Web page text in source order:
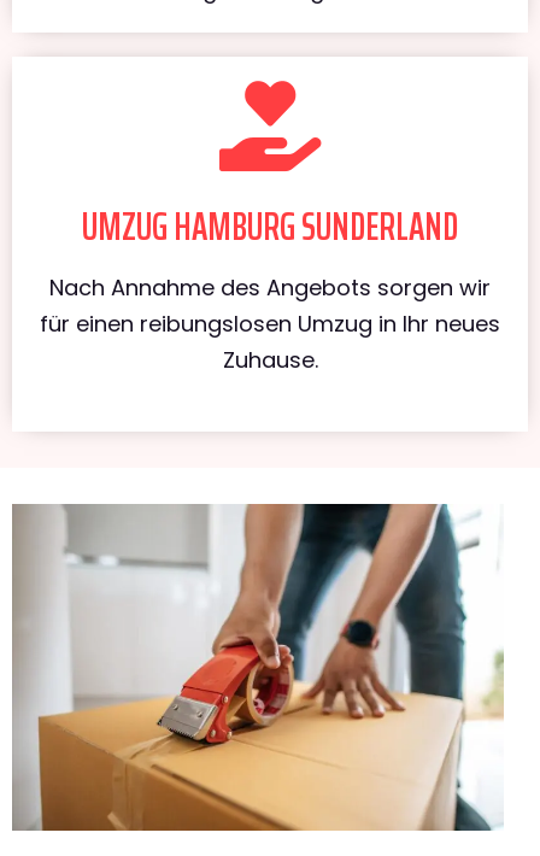
UMZUG HAMBURG SUNDERLAND
Nach Annahme des Angebots sorgen wir
für einen reibungslosen Umzug in Ihr neues
Zuhause.